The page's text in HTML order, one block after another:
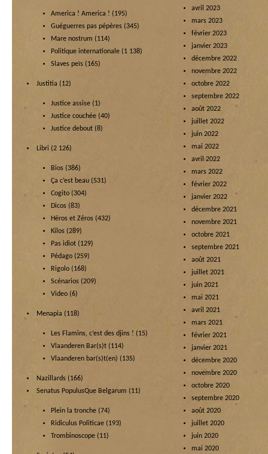
America ! America ! (195)
Guéguerres pas pépères (345)
Mare nostrum (114)
Politique internationale (1 138)
Slaves peïs (165)
Justitia (12)
Justice assise (1)
Justice couchée (40)
Justice debout (8)
Libri (2 126)
Bios (386)
Ça c’est beau (531)
Cogito (304)
Dicos (83)
Héros et Zéros (432)
Kilos (289)
Pas idiot (129)
Pédago (259)
Rigolo (168)
Scénarios (209)
Video (6)
Menapia (118)
Les Flamins, c’est des djins ! (15)
Vlaanderen Bar(s)t (114)
Vlaanderen bar(s)t(en) (135)
Nazillards (166)
Senatus PopulusQue Belgarum (11)
Plein la tronche (74)
Ridiculus Politicae (193)
Trombinoscope (11)
avril 2023
mars 2023
février 2023
janvier 2023
décembre 2022
novembre 2022
octobre 2022
septembre 2022
août 2022
juillet 2022
juin 2022
mai 2022
avril 2022
mars 2022
février 2022
janvier 2022
décembre 2021
novembre 2021
octobre 2021
septembre 2021
août 2021
juillet 2021
juin 2021
mai 2021
avril 2021
mars 2021
février 2021
janvier 2021
décembre 2020
novembre 2020
octobre 2020
septembre 2020
août 2020
juillet 2020
juin 2020
mai 2020